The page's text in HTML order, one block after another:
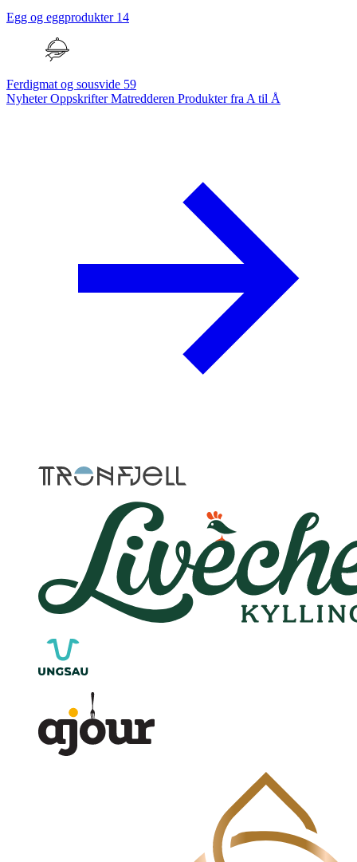
Egg og eggprodukter 14
Ferdigmat og sousvide 59
NyheterOppskrifterMatredderen Produkter fra A til Å